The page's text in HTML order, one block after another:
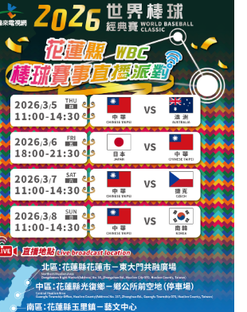
台中市
彰化縣
高雄市
國外報導
台東縣
關山鎮
苗栗縣
其他地區
新竹市
和平鄉